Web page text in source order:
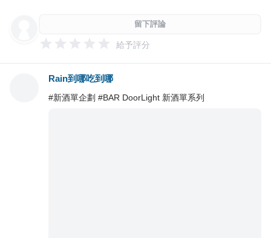
留下評論
給予評分
Rain到哪吃到哪
#新酒單企劃 #BAR DoorLight 新酒單系列